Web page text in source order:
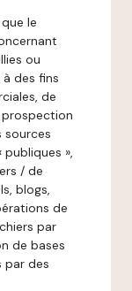
le
ou
des fins
de
sources
»,
/ de
blogs,
de
par
de bases
par des